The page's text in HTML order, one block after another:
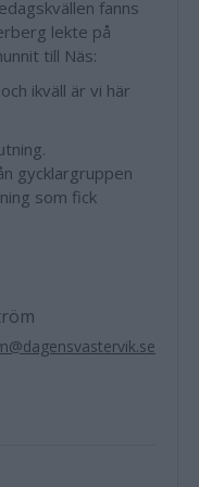
fanns
lekte på
till Näs:
ikväll är vi här
gycklargruppen
som fick